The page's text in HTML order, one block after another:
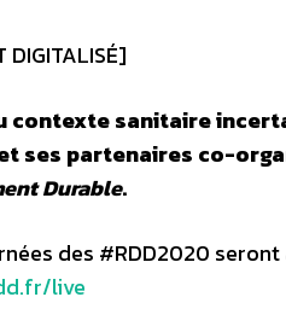
DIGITALISÉ]
contexte sanitaire
ses partenaires co-
Durable.
des #RDD2020
live